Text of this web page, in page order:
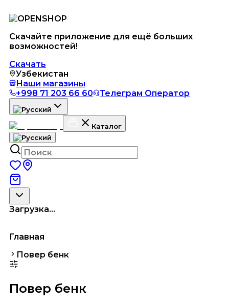
Скачайте приложение для ещё больших
возможностей!
Скачать
Узбекистан
Наши магазины
+998 71 203 66 60
Телеграм Оператор
Каталог
Загрузка...
Главная
Повер бенк
Повер бенк